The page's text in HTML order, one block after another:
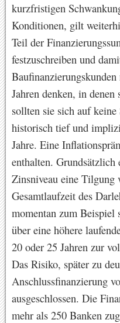
kurzfristigen
Konditionen, gilt
Teil der
festzuschreiben und
Jahren denken, in
sollten sie sich auf
historisch tief und
Jahre. Eine
enthalten.
Zinsniveau eine Tilgung
Gesamtlaufzeit des
momentan zum Beispiel
über eine höhere
20 oder 25 Jahren zur
Das Risiko, später zu
Anschlussfinanzierung
ausgeschlossen. Die
mehr als 250 Banken